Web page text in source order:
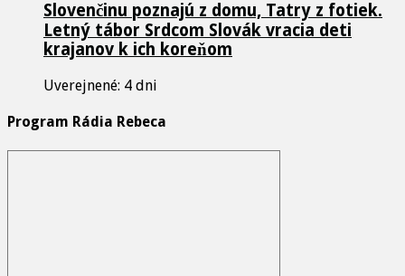
Slovenčinu poznajú z domu, Tatry z fotiek.
Letný tábor Srdcom Slovák vracia deti
krajanov k ich koreňom
Uverejnené: 4 dni
Program Rádia Rebeca